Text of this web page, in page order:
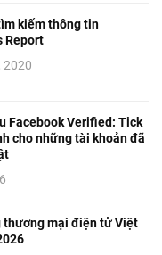
kiếm thông tin
Report
2020
Facebook Verified: Tick
cho những tài khoản đã
thương mại điện tử Việt